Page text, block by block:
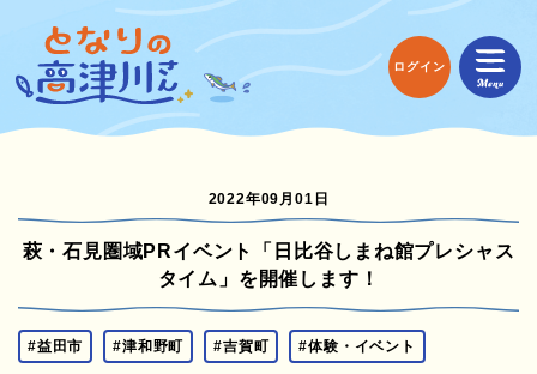
ログイン
2022年09月01日
萩・石見圏域PRイベント「日比谷しまね館プレシャス
タイム」を開催します！
#益田市 #津和野町 #吉賀町 #体験・イベント